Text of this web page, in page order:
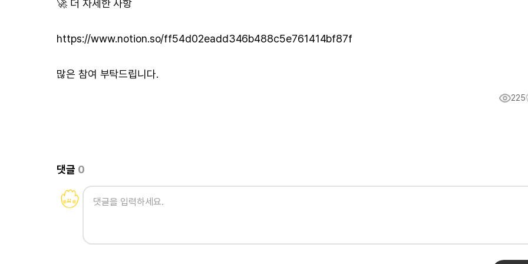
🚀 더 자세한 사항
https://www.notion.so/ff54d02eadd346b488c5e761414bf87f
많은 참여 부탁드립니다.
225
댓글 0